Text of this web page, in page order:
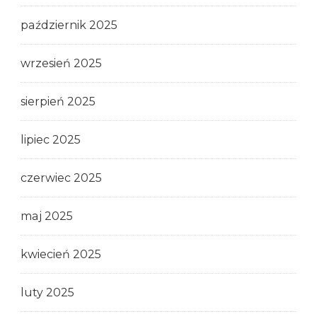
październik 2025
wrzesień 2025
sierpień 2025
lipiec 2025
czerwiec 2025
maj 2025
kwiecień 2025
luty 2025